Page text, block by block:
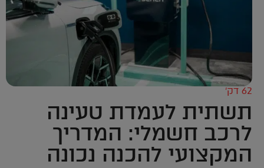
62 דק’
תשתית לעמדת טעינה
לרכב חשמלי: המדריך
המקצועי להכנה נכונה